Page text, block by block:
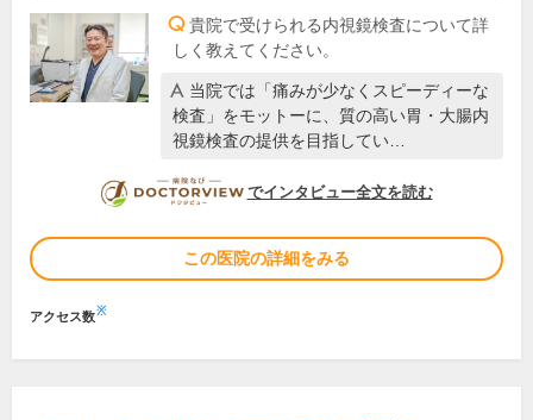
貴院で受けられる内視鏡検査について詳
しく教えてください。
当院では「痛みが少なくスピーディーな
検査」をモットーに、質の高い胃・大腸内
視鏡検査の提供を目指してい…
DOCTORVIEW
でインタビュー全文を読む
この医院の詳細をみる
アクセス数※